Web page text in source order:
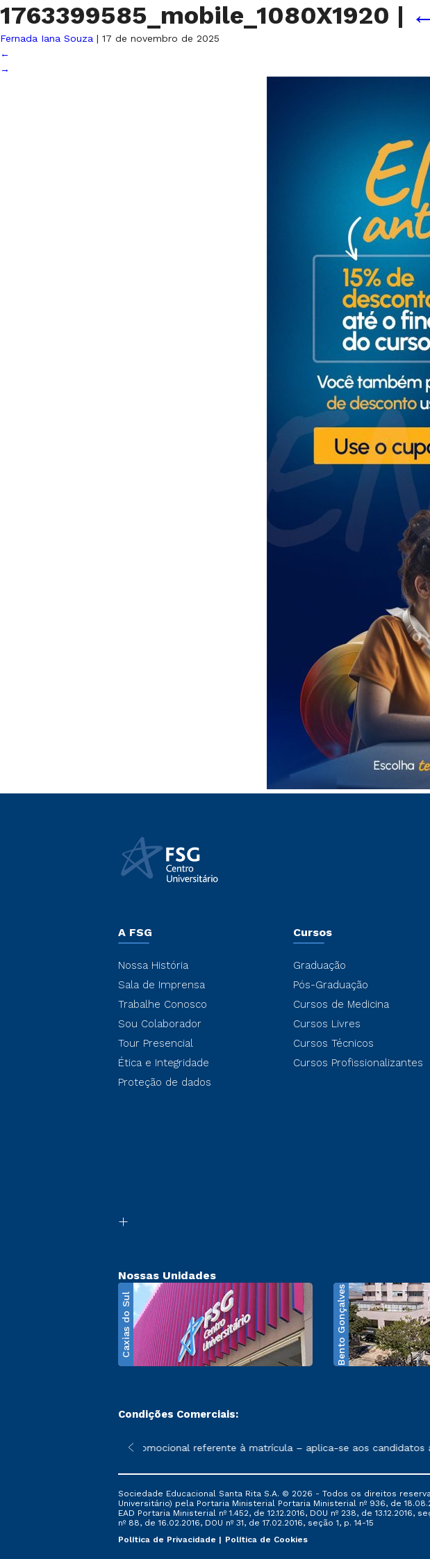
1763399585_mobile_1080X1920 |
Fernada Iana Souza | 17 de novembro de 2025
←
→
A FSG
Nossa História
Sala de Imprensa
Trabalhe Conosco
Sou Colaborador
Tour Presencial
Ética e Integridade
Proteção de dados
Cursos
Graduação
Pós-Graduação
Cursos de Medicina
Cursos Livres
Cursos Técnicos
Cursos Profissionalizantes
Nossas Unidades
Caxias do Sul Bento Gonçalves
Condições Comerciais:
sofrer alterações nos períodos de rematrícula conforme exposto no contrato de
*A condição promocional referente à matrícula – aplica-se aos candidatos
Sociedade Educacional Santa Rita S.A. © 2026 - Todos os direitos
Universitário) pela Portaria Ministerial Portaria Ministerial nº 936, de
EAD Portaria Ministerial nº 1.452, de 12.12.2016, DOU nº 238, de
nº 88, de 16.02.2016, DOU nº 31, de 17.02.2016, seção 1, p. 14-15
Política de Privacidade
Política de Cookies